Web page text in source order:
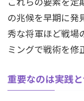
の兆候を早期に発
秀な将軍ほど戦場
ミングで戦術を修
重要なのは実践